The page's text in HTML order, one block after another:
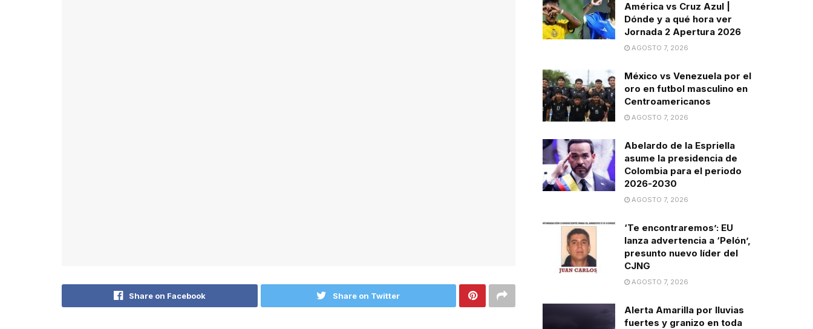
Share on Facebook Share on Twitter
América vs Cruz Azul |
Dónde y a qué hora ver
Jornada 2 Apertura 2026
AGOSTO 7, 2026
México vs Venezuela por el
oro en futbol masculino en
Centroamericanos
AGOSTO 7, 2026
Abelardo de la Espriella
asume la presidencia de
Colombia para el periodo
2026-2030
AGOSTO 7, 2026
‘Te encontraremos’: EU
lanza advertencia a ‘Pelón’,
presunto nuevo líder del
CJNG
AGOSTO 7, 2026
Alerta Amarilla por lluvias
fuertes y granizo en toda